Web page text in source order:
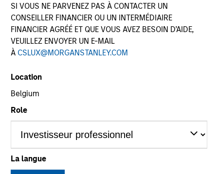
SI VOUS NE PARVENEZ PAS À CONTACTER UN
CONSEILLER FINANCIER OU UN INTERMÉDIAIRE
FINANCIER AGRÉÉ ET QUE VOUS AVEZ BESOIN D’AIDE,
VEUILLEZ ENVOYER UN E-MAIL
À CSLUX@MORGANSTANLEY.COM
Location
Belgium
Role
La langue
YEARS OF INDUSTRY EXPERIENCE
TEAM